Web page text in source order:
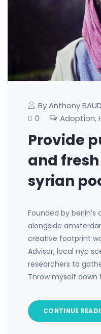
By Anthony
0 Adoption,
Provide
and
syrian
Founded by
alongside
creative footprint
Advisor, local nyc
researchers to
Throw myself down
CONTINUE